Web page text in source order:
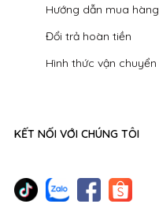
Hướng dẫn mua hàng
Đổi trả hoàn tiền
Hình thức vận chuyển
KẾT NỐI VỚI CHÚNG TÔI